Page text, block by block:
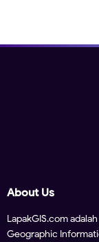
About Us
LapakGIS.com
Geographic